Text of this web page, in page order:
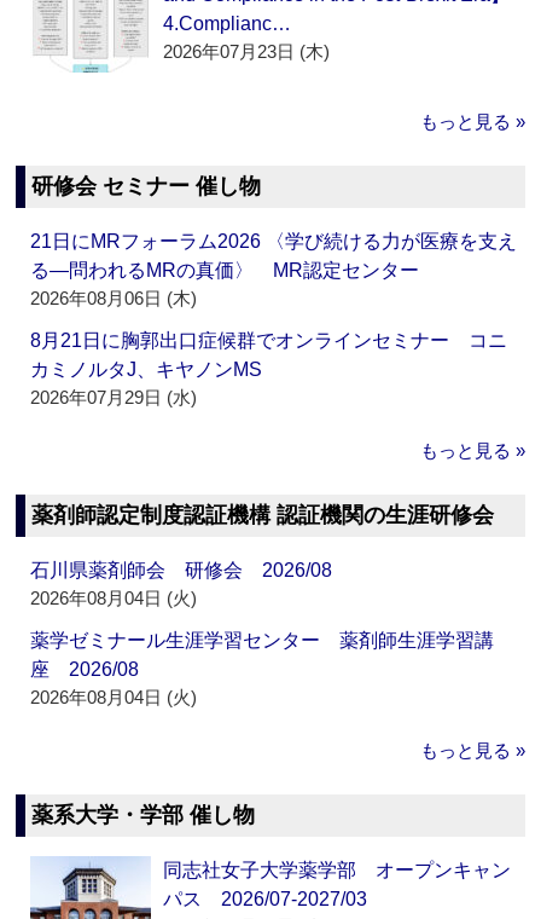
4.Complianc…
2026年07月23日 (木)
もっと見る »
研修会 セミナー 催し物
21日にMRフォーラム2026 〈学び続ける力が医療を支え
る―問われるMRの真価〉 MR認定センター
2026年08月06日 (木)
8月21日に胸郭出口症候群でオンラインセミナー コニ
カミノルタJ、キヤノンMS
2026年07月29日 (水)
もっと見る »
薬剤師認定制度認証機構 認証機関の生涯研修会
石川県薬剤師会 研修会 2026/08
2026年08月04日 (火)
薬学ゼミナール生涯学習センター 薬剤師生涯学習講
座 2026/08
2026年08月04日 (火)
もっと見る »
薬系大学・学部 催し物
同志社女子大学薬学部 オープンキャン
パス 2026/07-2027/03